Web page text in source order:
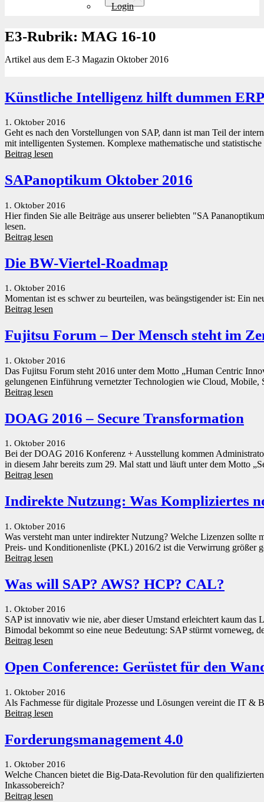
Login
E3-Rubrik: MAG 16-10
Artikel aus dem E-3 Magazin Oktober 2016
Künstliche Intelligenz hilft dummen ERP
1. Oktober 2016
Geht es nach den Vorstellungen von SAP, dann ist man Teil der
mit intelligenten Systemen. Komplexe mathematische und
Beitrag lesen
SAPanoptikum Oktober 2016
1. Oktober 2016
Hier finden Sie alle Beiträge aus unserer beliebten "SA
lesen.
Beitrag lesen
Die BW-Viertel-Roadmap
1. Oktober 2016
Momentan ist es schwer zu beurteilen, was beängstigender ist: Ein
Beitrag lesen
Fujitsu Forum – Der Mensch steht im
1. Oktober 2016
Das Fujitsu Forum steht 2016 unter dem Motto „Human Centric
gelungenen Einführung vernetzter Technologien wie Cloud,
Beitrag lesen
DOAG 2016 – Secure Transformation
1. Oktober 2016
Bei der DOAG 2016 Konferenz + Ausstellung kommen
in diesem Jahr bereits zum 29. Mal statt und läuft unter dem Motto
Beitrag lesen
Indirekte Nutzung: Was Kompliziertes
1. Oktober 2016
Was versteht man unter indirekter Nutzung? Welche Lizenzen
Preis- und Konditionenliste (PKL) 2016/2 ist die Verwirrung größer
Beitrag lesen
Was will SAP? AWS? HCP? CAL?
1. Oktober 2016
SAP ist innovativ wie nie, aber dieser Umstand erleichtert kaum
Bimodal bekommt so eine neue Bedeutung: SAP stürmt vorneweg,
Beitrag lesen
Open Conference: Gerüstet für den
1. Oktober 2016
Als Fachmesse für digitale Prozesse und Lösungen vereint die IT &
Beitrag lesen
Forderungsmanagement 4.0
1. Oktober 2016
Welche Chancen bietet die Big-Data-Revolution für den
Inkassobereich?
Beitrag lesen